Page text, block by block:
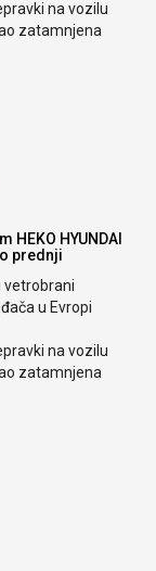
na vozilu
zatamnjena
HEKO HYUNDAI
prednji
vetrobrani
u Evropi
na vozilu
zatamnjena